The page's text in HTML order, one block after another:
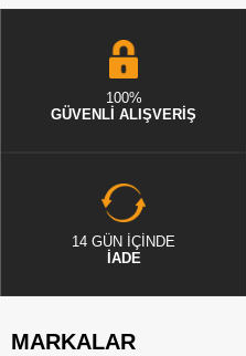
100%
GÜVENLİ ALIŞVERİŞ
14 GÜN İÇİNDE
İADE
MARKALAR